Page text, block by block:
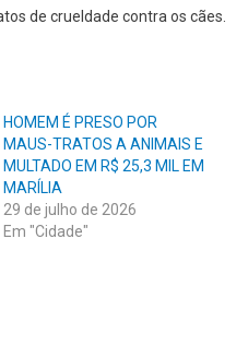
de crueldade contra os cães.
HOMEM É PRESO POR
MAUS-TRATOS A ANIMAIS E
MULTADO EM R$ 25,3 MIL EM
MARÍLIA
29 de julho de 2026
Em "Cidade"